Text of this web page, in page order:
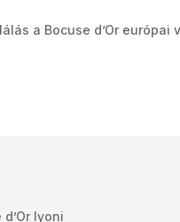
a Bocuse d’Or
lyoni